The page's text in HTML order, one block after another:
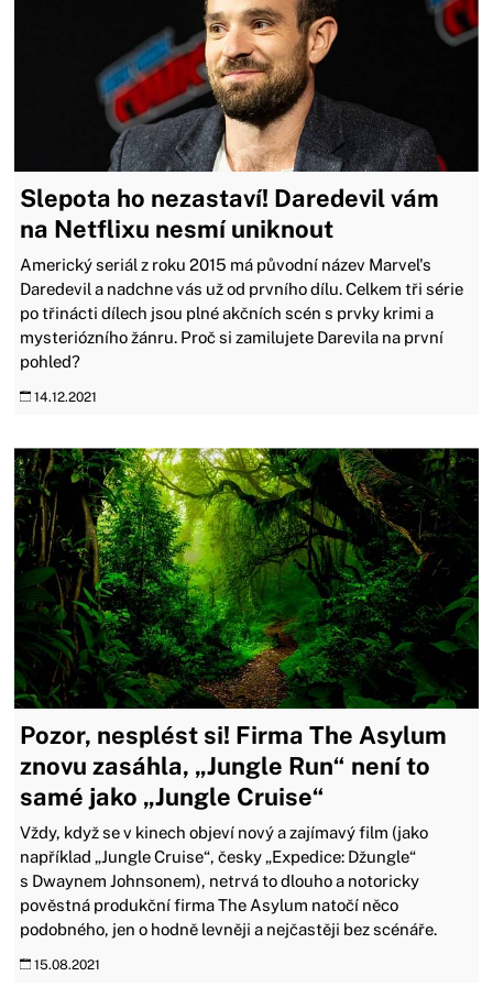
Slepota ho nezastaví! Daredevil vám
na Netflixu nesmí uniknout
Americký seriál z roku 2015 má původní název Marvel's
Daredevil a nadchne vás už od prvního dílu. Celkem tři série
po třinácti dílech jsou plné akčních scén s prvky krimi a
mysteriózního žánru. Proč si zamilujete Darevila na první
pohled?
14.12.2021
Pozor, nesplést si! Firma The Asylum
znovu zasáhla, „Jungle Run“ není to
samé jako „Jungle Cruise“
Vždy, když se v kinech objeví nový a zajímavý film (jako
například „Jungle Cruise“, česky „Expedice: Džungle“
s Dwaynem Johnsonem), netrvá to dlouho a notoricky
pověstná produkční firma The Asylum natočí něco
podobného, jen o hodně levněji a nejčastěji bez scénáře.
15.08.2021